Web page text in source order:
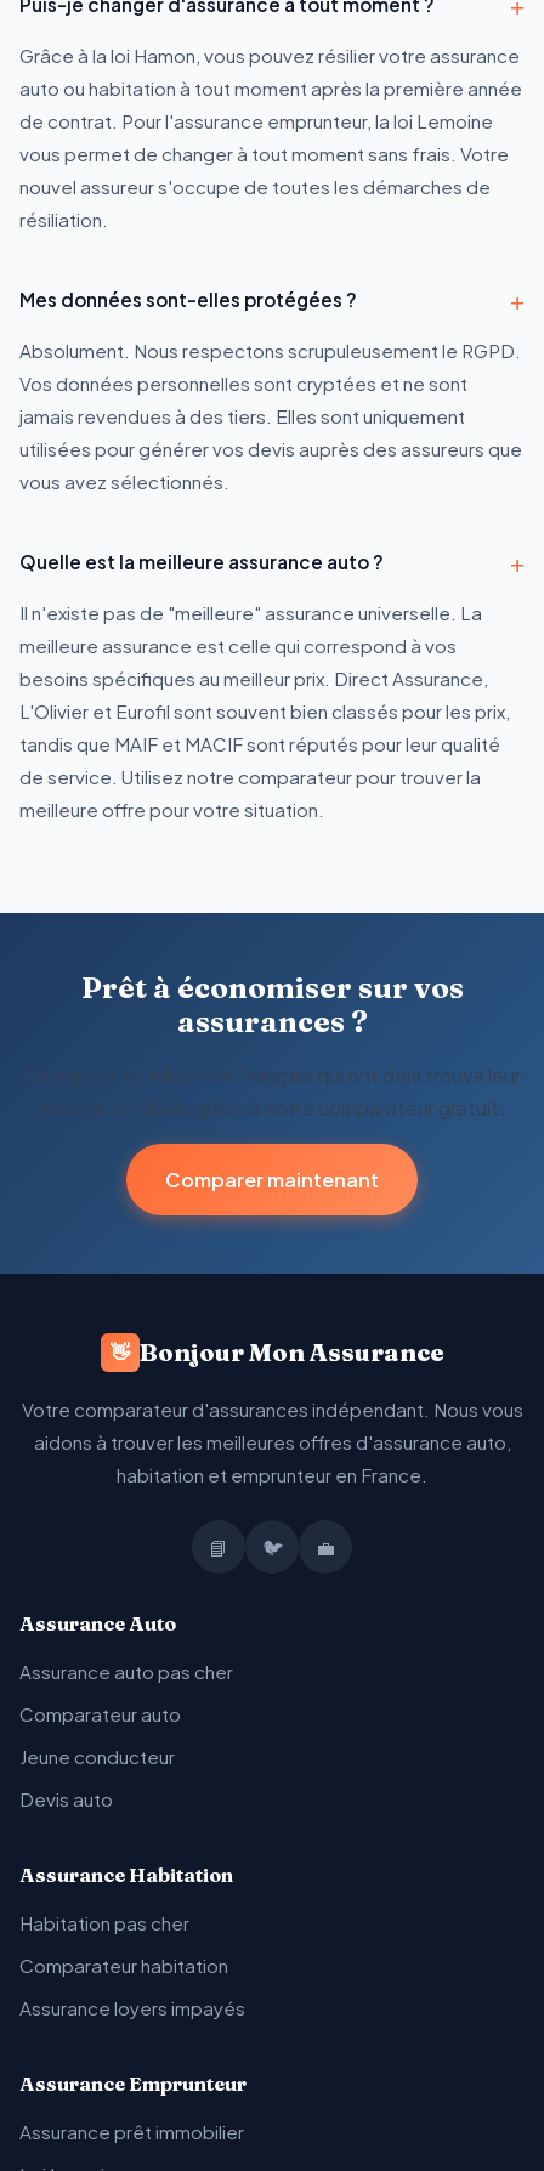
Grâce à la loi Hamon, vous pouvez résilier votre assurance
auto ou habitation à tout moment après la première année
de contrat. Pour l'assurance emprunteur, la loi Lemoine
vous permet de changer à tout moment sans frais. Votre
nouvel assureur s'occupe de toutes les démarches de
résiliation.
Mes données sont-elles protégées ? +
Absolument. Nous respectons scrupuleusement le RGPD.
Vos données personnelles sont cryptées et ne sont
jamais revendues à des tiers. Elles sont uniquement
utilisées pour générer vos devis auprès des assureurs que
vous avez sélectionnés.
Quelle est la meilleure assurance auto ? +
Il n'existe pas de "meilleure" assurance universelle. La
meilleure assurance est celle qui correspond à vos
besoins spécifiques au meilleur prix. Direct Assurance,
L'Olivier et Eurofil sont souvent bien classés pour les prix,
tandis que MAIF et MACIF sont réputés pour leur qualité
de service. Utilisez notre comparateur pour trouver la
meilleure offre pour votre situation.
Prêt à économiser sur vos
assurances ?
Rejoignez les milliers de Français qui ont déjà trouvé leur
assurance idéale grâce à notre comparateur gratuit.
Comparer maintenant
👋 Bonjour Mon Assurance
Votre comparateur d'assurances indépendant. Nous vous
aidons à trouver les meilleures offres d'assurance auto,
habitation et emprunteur en France.
📘 🐦 💼
Assurance Auto
Assurance auto pas cher
Comparateur auto
Jeune conducteur
Devis auto
Assurance Habitation
Habitation pas cher
Comparateur habitation
Assurance loyers impayés
Assurance Emprunteur
Assurance prêt immobilier